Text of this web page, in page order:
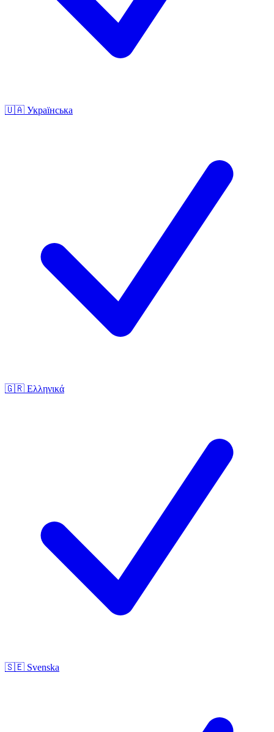
🇺🇦 Українська
🇬🇷 Ελληνικά
🇸🇪 Svenska